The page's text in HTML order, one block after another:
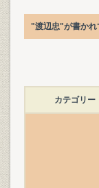
"渡辺忠"が書かれ
カテゴリー